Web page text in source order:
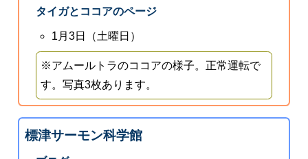
タイガとココアのページ
1月3日（土曜日）
※アムールトラのココアの様子。正常運転で
す。写真3枚あります。
標津サーモン科学館